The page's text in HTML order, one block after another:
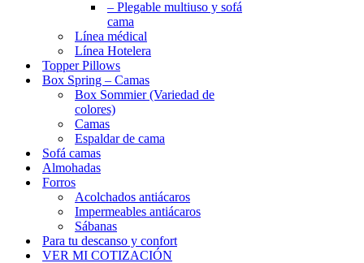
– Plegable multiuso y sofá
cama
Línea médical
Línea Hotelera
Topper Pillows
Box Spring – Camas
Box Sommier (Variedad de
colores)
Camas
Espaldar de cama
Sofá camas
Almohadas
Forros
Acolchados antiácaros
Impermeables antiácaros
Sábanas
Para tu descanso y confort
VER MI COTIZACIÓN